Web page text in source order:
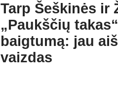
Tarp Šeškinės ir
„Paukščių
baigtumą: jau
vaizdas